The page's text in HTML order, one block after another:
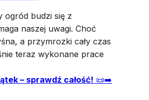
ogród budzi się z
naszej uwagi. Choć
a przymrozki cały czas
teraz wykonane prace
– sprawdź całość! 📜➡️